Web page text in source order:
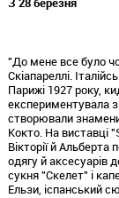
"До мене все було
Скіапареллі.
Парижі 1927 року,
експериментувала
створювали
Кокто. На виставці "
Вікторії й Альберта
одягу й аксесуарів
сукня "Скелет" і
Ельзи, іспанський